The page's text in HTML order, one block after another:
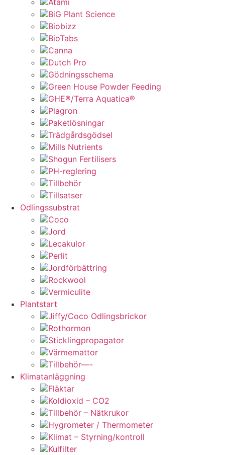
BiG Plant Science
Biobizz
BioTabs
Canna
Dutch Pro
Gödningsschema
Green House Powder Feeding
GHE®/Terra Aquatica®
Plagron
Paketlösningar
Trädgårdsgödsel
Mills Nutrients
Shogun Fertilisers
PH-reglering
Tillbehör
Tillsatser
Odlingssubstrat
Coco
Jord
Lecakulor
Perlit
Jordförbättring
Rockwool
Vermiculite
Plantstart
Jiffy/Coco Odlingsbrickor
Rothormon
Sticklingpropagator
Värmemattor
Tillbehör—-
Klimatanläggning
Fläktar
Koldioxid – CO2
Tillbehör – Nätkrukor
Hygrometer / Thermometer
Klimat – Styrning/kontroll
Kulfilter